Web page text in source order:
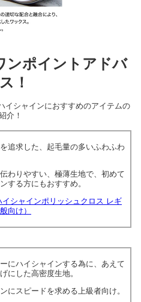
ンポイントアドバ
！
シャインにおすすめのアイテムの
介！
追求した、起毛量の多いふわふわ
わりやすい、極薄生地で、初めて
する方にもおすすめ。
イシャインポリッシュクロス レギ
向け）
にハイシャインする為に、あえて
にした高密度生地。
にスピードを求める上級者向け。